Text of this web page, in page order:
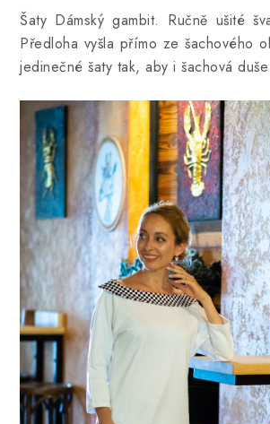
Šaty Dámský gambit. Ručně ušité
Předloha vyšla přímo ze šachového
jedinečné šaty tak, aby i šachová